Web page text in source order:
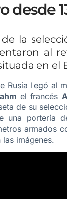
desde
la
al
en el
Rusia llegó al
el francés
de su
una portería
armados
imágenes.